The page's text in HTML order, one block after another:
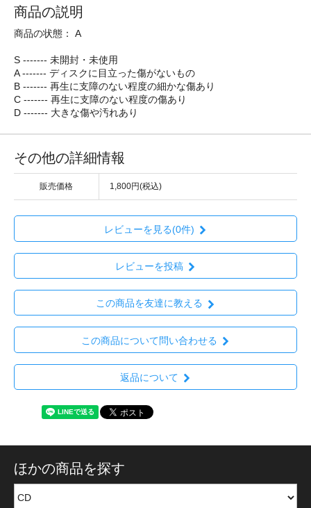
商品の説明
商品の状態： A
S ------- 未開封・未使用
A ------- ディスクに目立った傷がないもの
B ------- 再生に支障のない程度の細かな傷あり
C ------- 再生に支障のない程度の傷あり
D ------- 大きな傷や汚れあり
その他の詳細情報
販売価格 1,800円(税込)
レビューを見る(0件)
レビューを投稿
この商品を友達に教える
この商品について問い合わせる
返品について
ほかの商品を探す